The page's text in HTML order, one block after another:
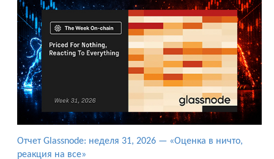
Отчет Glassnode: неделя 31, 2026 — «Оценка в ничто,
реакция на все»